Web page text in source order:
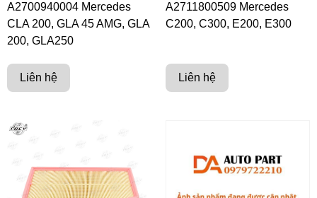
A2700940004 Mercedes
CLA 200, GLA 45 AMG, GLA
200, GLA250
Liên hệ
A2711800509 Mercedes
C200, C300, E200, E300
Liên hệ